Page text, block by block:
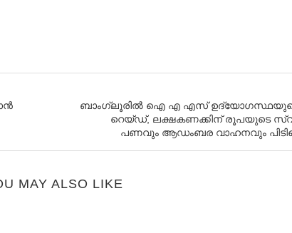
ബാംഗ്ലൂരിൽ ഐ എ എസ് ഉദ്യോഗസ്ഥയുടെ
റെയ്ഡ്, ലക്ഷകണക്കിന് രൂപയുടെ
പണവും ആഡംബര വാഹനവും
MAY ALSO LIKE